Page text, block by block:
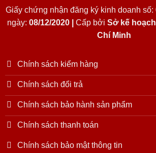
Giấy chứng nhận đăng ký kinh doanh số:
ngày: 08/12/2020 | Cấp bởi Sở kế
Chí Minh
Chính sách kiểm hàng
Chính sách đổi trả
Chính sách bảo hành sản phẩm
Chính sách thanh toán
Chính sách bảo mật thông tin